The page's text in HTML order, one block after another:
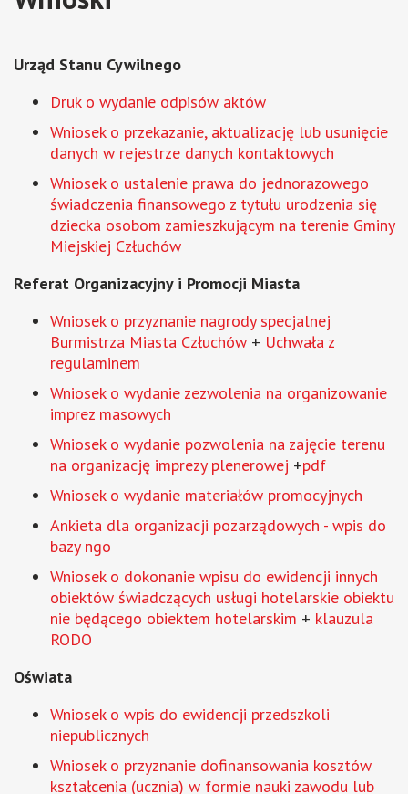
Urząd Stanu Cywilnego
Druk o wydanie odpisów aktów
Wniosek o przekazanie, aktualizację lub usunięcie
danych w rejestrze danych kontaktowych
Wniosek o ustalenie prawa do jednorazowego
świadczenia finansowego z tytułu urodzenia się
dziecka osobom zamieszkującym na terenie Gminy
Miejskiej Człuchów
Referat Organizacyjny i Promocji Miasta
Wniosek o przyznanie nagrody specjalnej
Burmistrza Miasta Człuchów + Uchwała z
regulaminem
Wniosek o wydanie zezwolenia na organizowanie
imprez masowych
Wniosek o wydanie pozwolenia na zajęcie terenu
na organizację imprezy plenerowej +pdf
Wniosek o wydanie materiałów promocyjnych
Ankieta dla organizacji pozarządowych - wpis do
bazy ngo
Wniosek o dokonanie wpisu do ewidencji innych
obiektów świadczących usługi hotelarskie obiektu
nie będącego obiektem hotelarskim + klauzula
RODO
Oświata
Wniosek o wpis do ewidencji przedszkoli
niepublicznych
Wniosek o przyznanie dofinansowania kosztów
kształcenia (ucznia) w formie nauki zawodu lub